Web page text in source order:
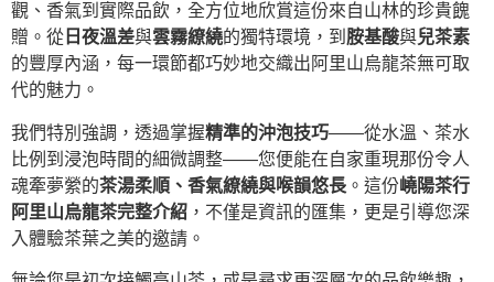
觀、香氣到實際品飲，全方位地欣賞這份來自山林的珍貴餽
贈。從 日夜溫差與雲霧繚繞的獨特環境，到 胺基酸與兒茶素
的豐厚內涵，每一環節都巧妙地交織出阿里山烏龍茶無可取
代的魅力。
我們特別強調，透過掌握精準的沖泡技巧——從水溫、茶水
比例到浸泡時間的細微調整——您便能在自家重現那份令人
魂牽夢縈的茶湯柔順、香氣繚繞與喉韻悠長 。這份嶢陽茶行
阿里山烏龍茶完整介紹 ，不僅是資訊的匯集，更是引導您深
入體驗茶葉之美的邀請。